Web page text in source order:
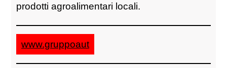
prodotti agroalimentari locali.
www.gruppoaut